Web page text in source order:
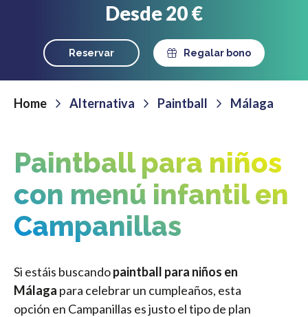
Desde 20 €
Reservar Regalar bono
Home Alternativa Paintball Málaga
Paintball para niños
con menú infantil en
Campanillas
Si estáis buscandopaintball para niños en
Málaga para celebrar un cumpleaños, esta
opción en Campanillas es justo el tipo de plan